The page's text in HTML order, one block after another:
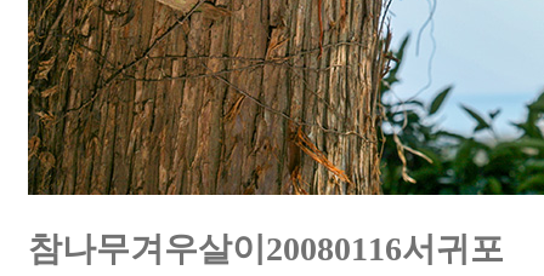
참나무겨우살이20080116서귀포